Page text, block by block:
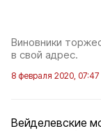
Виновники
в свой адрес.
8 февраля 2020, 07:47
Вейделевские